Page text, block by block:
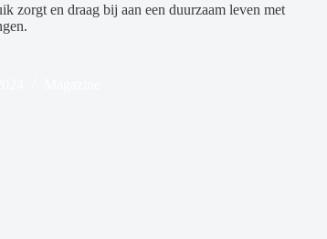
zorgt en draag bij aan een duurzaam leven met